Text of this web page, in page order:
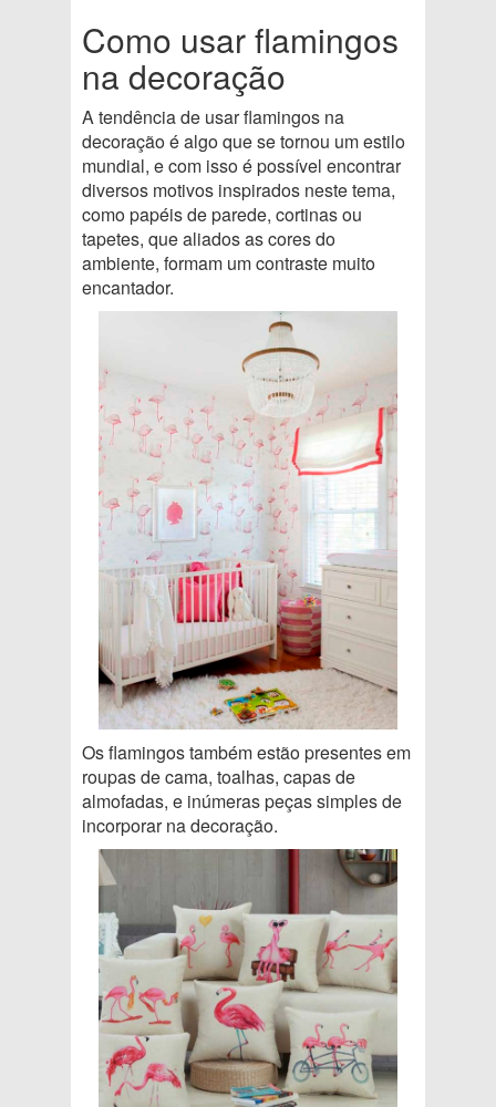
Como usar flamingos
na decoração
A tendência de usar flamingos na
decoração é algo que se tornou um estilo
mundial, e com isso é possível encontrar
diversos motivos inspirados neste tema,
como papéis de parede, cortinas ou
tapetes, que aliados as cores do
ambiente, formam um contraste muito
encantador.
Os flamingos também estão presentes em
roupas de cama, toalhas, capas de
almofadas, e inúmeras peças simples de
incorporar na decoração.